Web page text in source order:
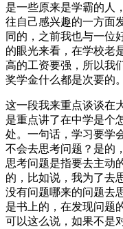
是一些原来是学霸的人
往自己感兴趣的一方面
同的，之前我也与一位
的眼光来看，在学校老
高的工资要强，所以我
奖学金什么都是次要的。
这一段我来重点谈谈在
是重点讲了在中学是个
处。一句话，学习要学
不会去思考问题？是的
思考问题是指要去主动
的，比如说，我为了去
没有问题哪来的问题去
是书上的，在发现问题
可以这么说，如果不是